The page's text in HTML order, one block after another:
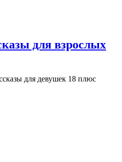
для взрослых
для девушек 18 плюс